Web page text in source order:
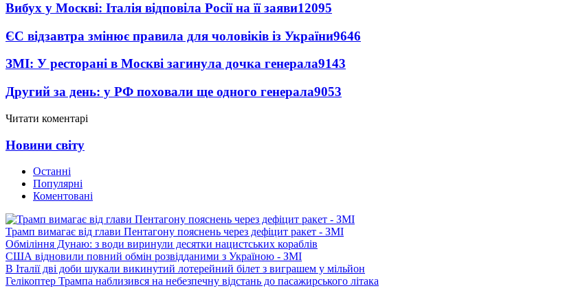
Вибух у Москві: Італія відповіла Росії на її заяви12095
ЄС відзавтра змінює правила для чоловіків із України9646
ЗМІ: У ресторані в Москві загинула дочка генерала9143
Другий за день: у РФ поховали ще одного генерала9053
Читати коментарі
Новини світу
Останні
Популярні
Коментовані
Трамп вимагає від глави Пентагону пояснень через дефіцит ракет - ЗМІ
Обміління Дунаю: з води виринули десятки нацистських кораблів
США відновили повний обмін розвідданими з Україною - ЗМІ
В Італії дві доби шукали викинутий лотерейний білет з виграшем у мільйон
Гелікоптер Трампа наблизився на небезпечну відстань до пасажирського літака